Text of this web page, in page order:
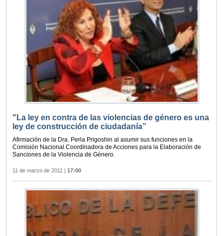
"La ley en contra de las violencias de género es una
ley de construcción de ciudadanía”
Afirmación de la Dra. Perla Prigoshin al asumir sus funciones en la
Comisión Nacional Coordinadora de Acciones para la Elaboración de
Sanciones de la Violencia de Género.
11 de marzo de 2011 | 17:00